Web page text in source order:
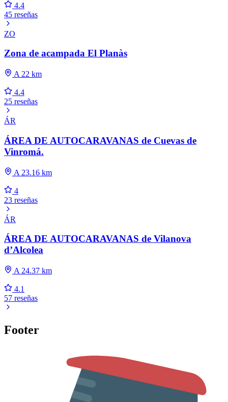
4.4
45 reseñas
ZO
Zona de acampada El Planàs
A 22 km
4.4
25 reseñas
ÁR
ÁREA DE AUTOCARAVANAS de Cuevas de
Vinromá.
A 23.16 km
4
23 reseñas
ÁR
ÁREA DE AUTOCARAVANAS de Vilanova
d’Alcolea
A 24.37 km
4.1
57 reseñas
Footer